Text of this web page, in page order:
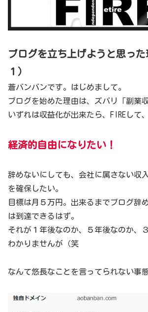
ブログを立ち上げようと思っ
１）
蒼バンバンです。はじめまして。
ブログを始めた理由は、ズバリ「副業
いずれは収益化が出来たら、FIREして
経済的自由 になりたい ！
辞めないにしても、会社に属さない収
を確保したい。
目標は月５万円。出来るまでブログ辞
は到達できるはず。
それが１年後なのか、５年後なのか、
わかりませんが（笑
なんて悠長なことを言ってられない事